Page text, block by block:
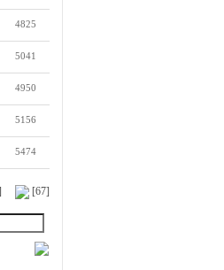
4825
5041
4950
5156
5474
[67]